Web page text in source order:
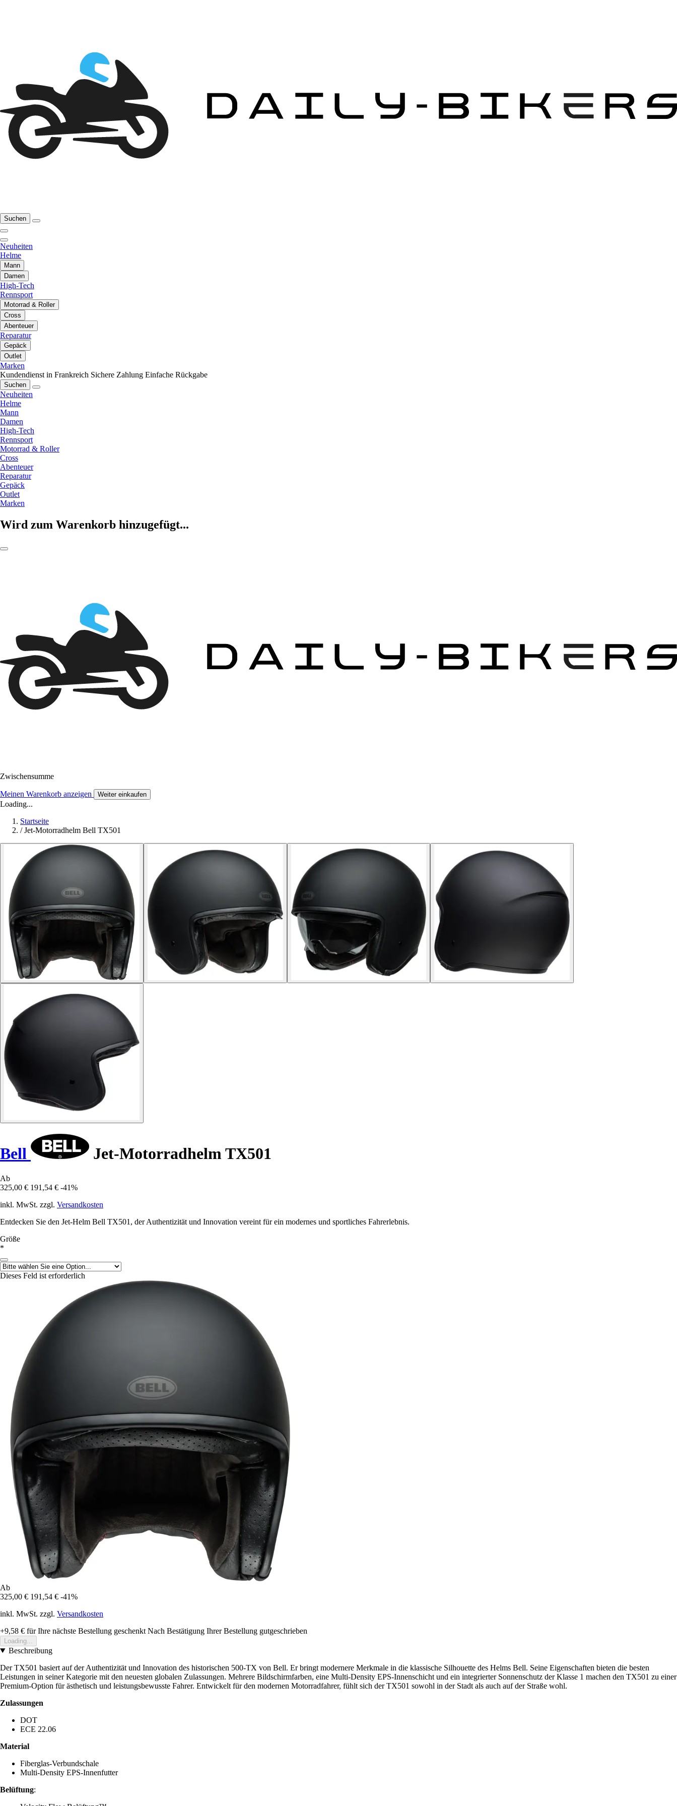
Suchen
Neuheiten
Helme
Mann
Damen
High-Tech
Rennsport
Motorrad & Roller
Cross
Abenteuer
Reparatur
Gepäck
Outlet
Marken
Kundendienst in Frankreich Sichere Zahlung Einfache Rückgabe
Suchen
Neuheiten
Helme
Mann
Damen
High-Tech
Rennsport
Motorrad & Roller
Cross
Abenteuer
Reparatur
Gepäck
Outlet
Marken
Wird zum Warenkorb hinzugefügt...
Zwischensumme
Meinen Warenkorb anzeigen Weiter einkaufen
Loading...
Startseite
/ Jet-Motorradhelm Bell TX501
Bell Jet-Motorradhelm TX501
Ab
325,00 € 191,54 € -41%
inkl. MwSt. zzgl. Versandkosten
Entdecken Sie den Jet-Helm Bell TX501, der Authentizität und Innovation vereint für ein modernes und sportliches Fahrerlebnis.
Größe
*
Dieses Feld ist erforderlich
Ab
325,00 € 191,54 € -41%
inkl. MwSt. zzgl. Versandkosten
+9,58 € für Ihre nächste Bestellung geschenkt Nach Bestätigung Ihrer Bestellung gutgeschrieben
Loading...
Beschreibung
Der TX501 basiert auf der Authentizität und Innovation des historischen 500-TX von Bell. Er bringt modernere Merkmale in die klassische Silhouette des Helms Bell. Seine Eigenschaften bieten die besten
Leistungen in seiner Kategorie mit den neuesten globalen Zulassungen. Mehrere Bildschirmfarben, eine Multi-Density EPS-Innenschicht und ein integrierter Sonnenschutz der Klasse 1 machen den TX501 zu einer
Premium-Option für ästhetisch und leistungsbewusste Fahrer. Entwickelt für den modernen Motorradfahrer, fühlt sich der TX501 sowohl in der Stadt als auch auf der Straße wohl.
Zulassungen
DOT
ECE 22.06
Material
Fiberglas-Verbundschale
Multi-Density EPS-Innenfutter
Belüftung: